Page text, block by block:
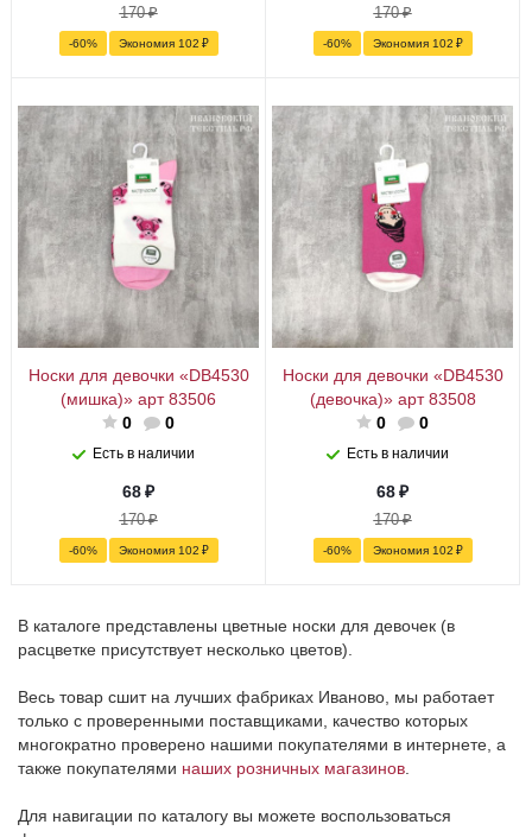
170₽
-60% Экономия 102 ₽
170₽
-60% Экономия 102 ₽
Носки для девочки «DB4530
(мишка)» арт 83506
0
0
Есть в наличии
68₽
170₽
-60% Экономия 102 ₽
Носки для девочки «DB4530
(девочка)» арт 83508
0
0
Есть в наличии
68₽
170₽
-60% Экономия 102 ₽
В каталоге представлены цветные носки для девочек (в
расцветке присутствует несколько цветов).
Весь товар сшит на лучших фабриках Иваново, мы работает
только с проверенными поставщиками, качество которых
многократно проверено нашими покупателями в интернете, а
также покупателями наших розничных магазинов
Для навигации по каталогу вы можете воспользоваться